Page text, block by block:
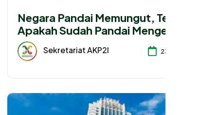
Negara Pandai Memungut, Tetapi
Apakah Sudah Pandai Mengelola?
Sekretariat AKP2I 23-07-2026